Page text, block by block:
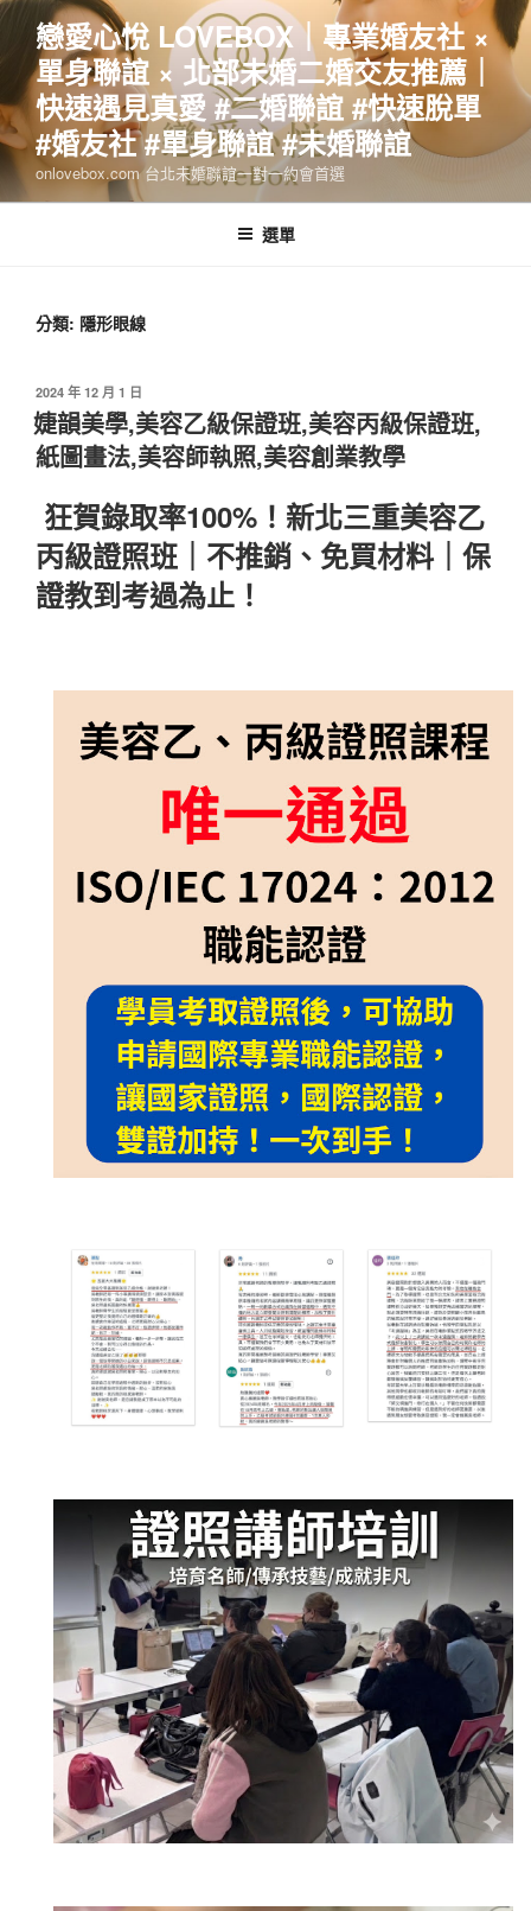
跳
主
要
內
容
戀愛心悅 LOVEBOX｜專業婚友社 ×
單身聯誼 × 北部未婚二婚交友推薦｜
快速遇見真愛 #二婚聯誼 #快速脫單
#婚友社 #單身聯誼 #未婚聯誼
onlovebox.com 台北未婚聯誼一對一約會首選
選單
分類: 隱形眼線
發
佈
於
2024 年 12 月 1 日
婕韻美學,美容乙級保證班,美容丙級保證班,
紙圖畫法,美容師執照,美容創業教學
狂賀錄取率100%！新北三重美容乙
丙級證照班｜不推銷、免買材料｜保
證教到考過為止！